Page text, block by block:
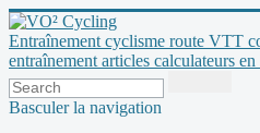
Entraînement cyclisme route VTT
entraînement articles calculateurs
Basculer la navigation